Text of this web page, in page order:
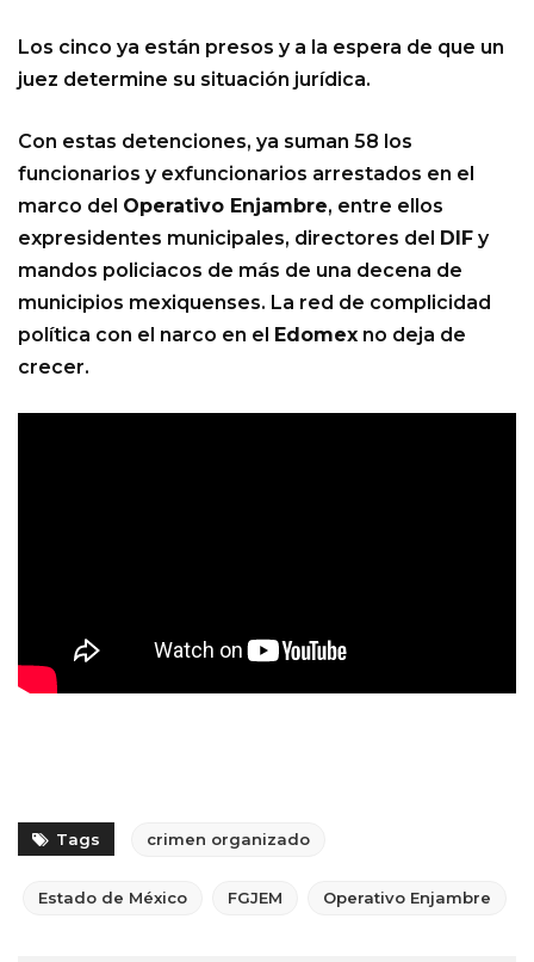
Los cinco ya están presos y a la espera de que un
juez determine su situación jurídica.
Con estas detenciones, ya suman 58 los
funcionarios y exfuncionarios arrestados en el
marco del Operativo Enjambre, entre ellos
expresidentes municipales, directores del
DIF y
mandos policiacos de más de una decena de
municipios mexiquenses. La red de complicidad
política con el narco en el
Edomex no deja de
crecer.
Tags crimen organizado
Estado de México FGJEM Operativo Enjambre